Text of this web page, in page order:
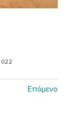
Επόμενο